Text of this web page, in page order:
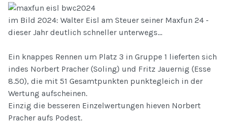
im Bild 2024: Walter Eisl am Steuer seiner Maxfun 24 -
dieser Jahr deutlich schneller unterwegs...
Ein knappes Rennen um Platz 3 in Gruppe 1 lieferten sich
indes Norbert Pracher (Soling) und Fritz Jauernig (Esse
8.50), die mit 51 Gesamtpunkten punktegleich in der
Wertung aufscheinen.
Einzig die besseren Einzelwertungen hieven Norbert
Pracher aufs Podest.